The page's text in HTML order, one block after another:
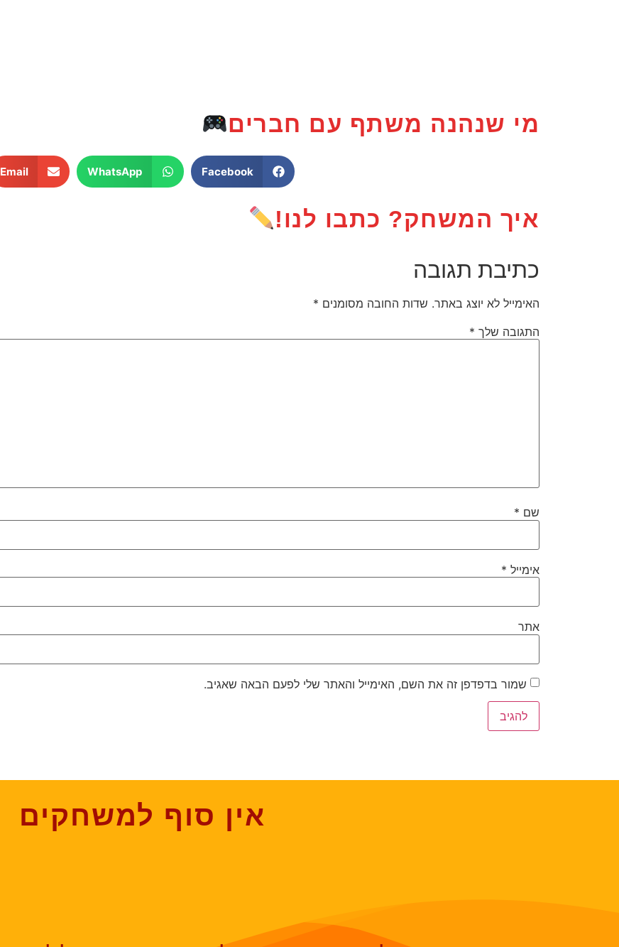
מי שנהנה משתף עם חברים
Facebook
WhatsApp
Email
איך המשחק? כתבו לנו!
כתיבת תגובה
האימייל לא יוצג באתר. שדות החובה מסומנים *
התגובה שלך *
שם *
אימייל *
אתר
שמור בדפדפן זה את השם, האימייל והאתר שלי לפעם הבאה שאגיב.
אין סוף למשחקים